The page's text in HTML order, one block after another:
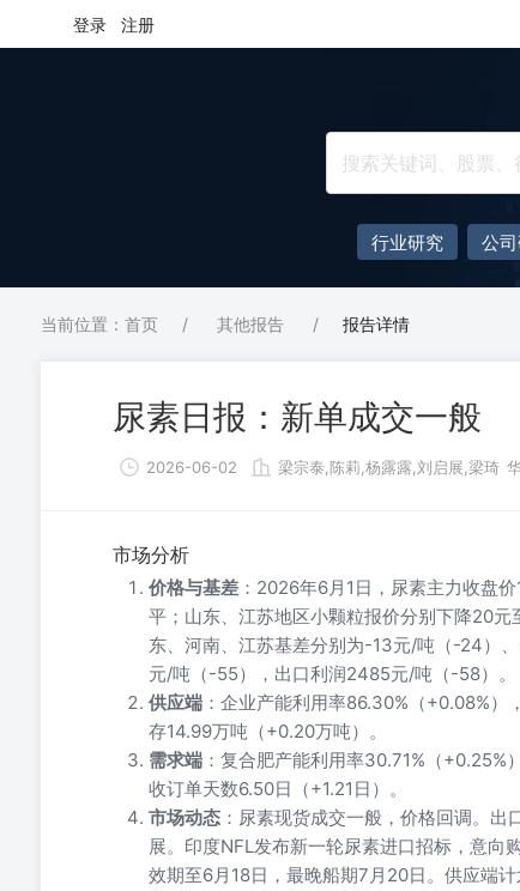
登录 注册
行业研究 公
当前位置：首页 / 其他报告 / 报告详情
尿素日报：新单成交一般
2026-06-02 梁宗泰,陈莉,杨露露,刘启展,梁琦
市场分析
价格与基差 ：2026年6月1日，尿素主力收盘
平；山东、江苏地区小颗粒报价分别下降20
东、河南、江苏基差分别为-13元/吨（-24）
元/吨（-55），出口利润2485元/吨（-58）。
供应端 ：企业产能利用率86.30%（+0.08%
存14.99万吨（+0.20万吨）。
需求端 ：复合肥产能利用率30.71%（
收订单天数6.50日（+1.21日）。
市场动态 ：尿素现货成交一般，价格回调。
展。印度NFL发布新一轮尿素进口招标，意
效期至6月18日，最晚船期7月20日。供应端